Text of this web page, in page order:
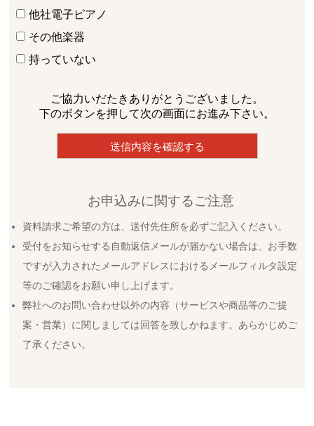
他社電子ピアノ
その他楽器
持っていない
ご協力いだたきありがとうございました。
下のボタンを押して次の画面にお進み下さい。
お申込みに関するご注意
資料請求ご希望の方は、送付先住所を必ずご記入ください。
受付をお知らせする自動返信メールが届かない場合は、お手数
ですが入力されたメールアドレスにおけるメールフィルタ設定
等のご確認をお願い申し上げます。
弊社へのお問い合わせ以外の内容（サービスや商品等のご提
案・営業）に関しましては回答を致しかねます。あらかじめご
了承ください。